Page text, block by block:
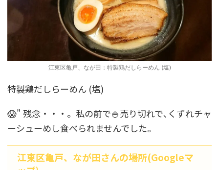
江東区亀戸、なが田：特製鶏だしらーめん (塩)
特製鶏だしらーめん (塩)
😱" 残念・・・。私の前で🍚売り切れで､くずれチャ
ーシューめし食べられませんでした｡
江東区亀戸、なが田さんの場所(Googleマ